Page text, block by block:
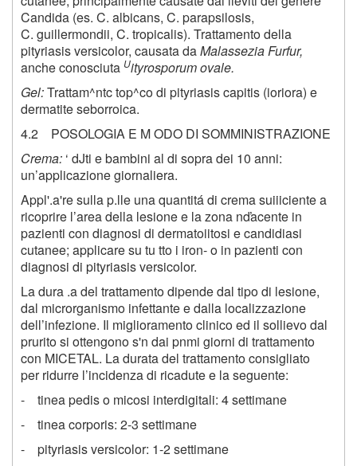
Candida (es. C. albicans, C. parapsilosis,
C. guillermondii, C. tropicalis). Trattamento della
pityriasis versicolor, causata daMalassezia Furfur,
anche conosciuta Uityrosporum ovale.
Gel:Trattam^ntc top^co di pityriasis capitis (ioriora) e
dermatite seborroica.
4.2 POSOLOGIA E M ODO DI SOMMINISTRAZIONE
Crema: ‘ dJti e bambini al di sopra dei 10 anni:
un’applicazione giornaliera.
Appl'.a're sulla p.lle una quantitá di crema suiiiciente a
ricoprire l’area della lesione e la zona nďacente in
pazienti con diagnosi di dermatoiitosi e candidiasi
cutanee; applicare su tu tto i iron- o in pazienti con
diagnosi di pityriasis versicolor.
La dura .a del trattamento dipende dal tipo di lesione,
dal microrganismo infettante e dalla localizzazione
dell’infezione. Il miglioramento clinico ed il sollievo dal
prurito si ottengono s'n dai pnmi giorni di trattamento
con MICETAL. La durata del trattamento consigliato
per ridurre l’incidenza di ricadute e la seguente:
- tinea pedis o micosi interdigitali: 4 settimane
- tinea corporis: 2-3 settimane
- pityriasis versicolor: 1-2 settimane